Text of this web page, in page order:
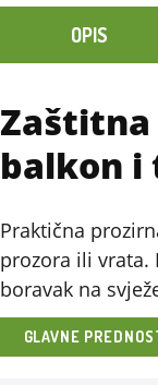
OPIS
Zaštitna
balkon i
Praktična
prozora ili vrata.
boravak na
GLAVNE